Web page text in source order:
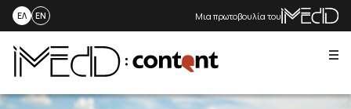
Skip
ΕΛ EN Μια πρωτοβουλία του